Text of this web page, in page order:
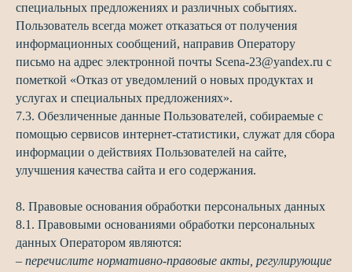
специальных предложениях и различных событиях.
Пользователь всегда может отказаться от получения
информационных сообщений, направив Оператору
письмо на адрес электронной почты Scena-23@yandex.ru с
пометкой «Отказ от уведомлений о новых продуктах и
услугах и специальных предложениях».
7.3. Обезличенные данные Пользователей, собираемые с
помощью сервисов интернет-статистики, служат для сбора
информации о действиях Пользователей на сайте,
улучшения качества сайта и его содержания.
8. Правовые основания обработки персональных данных
8.1. Правовыми основаниями обработки персональных
данных Оператором являются:
– перечислите нормативно-правовые акты, регулирующие